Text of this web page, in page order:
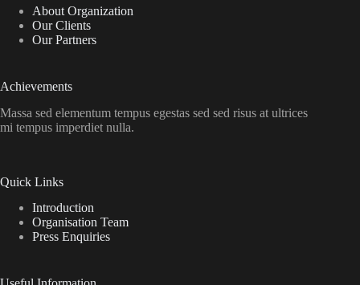
About Organization
Our Clients
Our Partners
Achievements
Massa sed elementum tempus egestas sed sed risus at ultrices
mi tempus imperdiet nulla.
Quick Links
Introduction
Organisation Team
Press Enquiries